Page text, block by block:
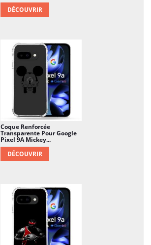
DÉCOUVRIR
Coque Renforcée
Transparente Pour Google
Pixel 9A Mickey...
DÉCOUVRIR